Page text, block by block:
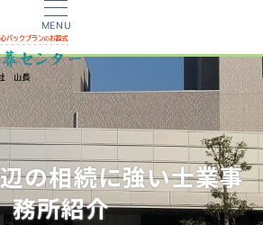
MENU
の相続に強い士業事
務所紹介